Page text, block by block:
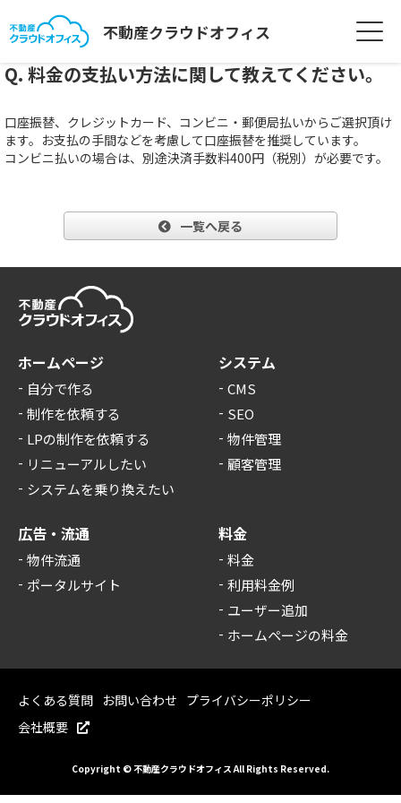
不動産クラウドオフィス
Q. 料金の支払い方法に関して教えてください。
口座振替、クレジットカード、コンビニ・郵便局払いからご選択頂け
ます。お支払の手間などを考慮して口座振替を推奨しています。
コンビニ払いの場合は、別途決済手数料400円（税別）が必要です。
一覧へ戻る
ホームページ
自分で作る
制作を依頼する
LPの制作を依頼する
リニューアルしたい
システムを乗り換えたい
システム
CMS
SEO
物件管理
顧客管理
広告・流通
物件流通
ポータルサイト
料金
料金
利用料金例
ユーザー追加
ホームページの料金
よくある質問 お問い合わせ プライバシーポリシー
会社概要
Copyright © 不動産クラウドオフィス All Rights Reserved.